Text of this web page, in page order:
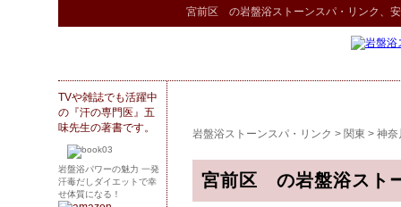
宮前区 の岩盤浴ストーンスパ ・リンク 、
岩盤浴ストーンスパ・リンク > 関東 > 神奈
宮前区 の岩盤浴スト
TVや雑誌でも活躍中
の『汗の専門医』五
味先生の著書です。
岩盤浴パワーの魅力 一発
汗毒だしダイエットで幸
せ体質になる！